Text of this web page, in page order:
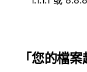
「您的檔案